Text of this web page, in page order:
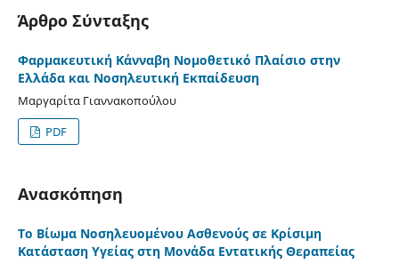
Άρθρο Σύνταξης
Φαρμακευτική Κάνναβη Νομοθετικό Πλαίσιο στην
Ελλάδα και Νοσηλευτική Εκπαίδευση
Μαργαρίτα Γιαννακοπούλου
PDF
Ανασκόπηση
Το Βίωμα Νοσηλευομένου Ασθενούς σε Κρίσιμη
Κατάσταση Υγείας στη Μονάδα Εντατικής Θεραπείας